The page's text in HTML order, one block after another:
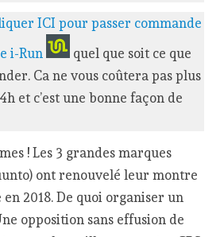
ICI pour passer commande
i-Run
quel que soit ce que
Ca ne vous coûtera pas plus
et c’est une bonne façon de
! Les 3 grandes marques
ont renouvelé leur montre
en 2018. De quoi organiser un
opposition sans effusion de